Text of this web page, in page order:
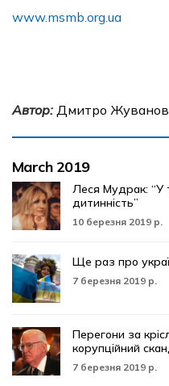
www.msmb.org.ua
Автор: Дмитро Жуванов
March 2019
Леся Мудрак: “У
дитинність”
10 березня 2019 р.
Ще раз про
7 березня 2019 р.
Перегони за
корупційний
7 березня 2019 р.